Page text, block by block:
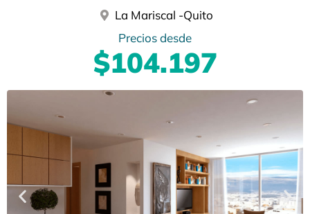
La Mariscal -Quito
Precios desde
$104.197